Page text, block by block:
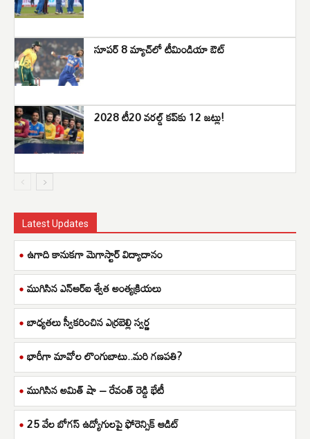
సూపర్ 8 మ్యాచ్‌లో టీమిండియా ఔట్
2028 టీ20 వరల్డ్ కప్‌కు 12 జట్లు!
Latest Updates
ఉగాది కానుకగా మెగాస్టార్ విద్యాదానం
ముగిసిన ఎన్ఆర్ఐ శ్వేత అంత్యక్రియలు
బాధ్యతలు స్వీకరించిన ఎర్రబెల్లి స్వర్ణ
భారీగా మావోల లొంగుబాటు..మరి గణపతి?
ముగిసిన అమిత్ షా – రేవంత్ రెడ్డి భేటీ
25 వేల బోగస్ ఉద్యోగులపై ఫోరెన్సిక్ ఆడిట్